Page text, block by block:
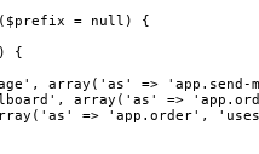
успешно отправлена.</
= null) {
{
array('as' =>
array('as' =>
=> 'app.order',